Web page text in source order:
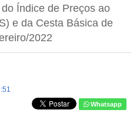
Índice de Preços ao
e da Cesta Básica de
2022
Whatsapp